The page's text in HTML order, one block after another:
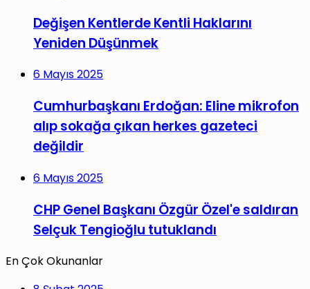
Değişen Kentlerde Kentli Haklarını
Yeniden Düşünmek
6 Mayıs 2025
Cumhurbaşkanı Erdoğan: Eline mikrofon
alıp sokağa çıkan herkes gazeteci
değildir
6 Mayıs 2025
CHP Genel Başkanı Özgür Özel'e saldıran
Selçuk Tengioğlu tutuklandı
En Çok Okunanlar